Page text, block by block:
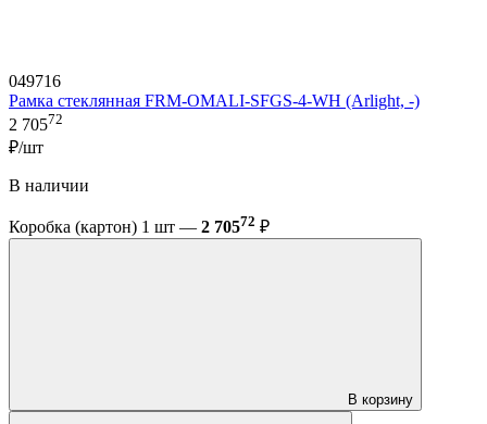
049716
Рамка стеклянная FRM-OMALI-SFGS-4-WH (Arlight, -)
2 70572
₽/шт
В наличии
Коробка (картон) 1 шт — 2 70572 ₽
В корзину